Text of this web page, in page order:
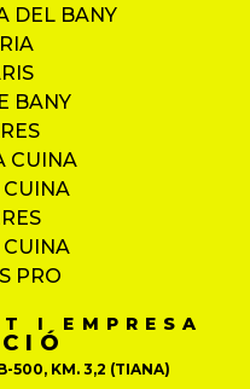
DEL BANY
BANY
CUINA
PRO
I EMPRESA
500, KM. 3,2 (TIANA)